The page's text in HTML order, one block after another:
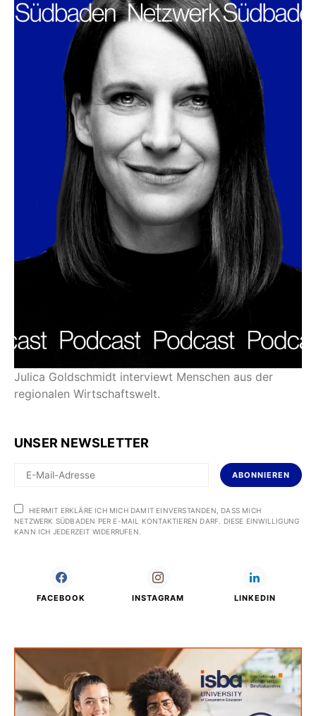
Julica Goldschmidt interviewt Menschen aus der
regionalen Wirtschaftswelt.
UNSER NEWSLETTER
ABONNIEREN
HIERMIT ERKLÄRE ICH MICH DAMIT EINVERSTANDEN, DASS MICH
NETZWERK SÜDBADEN PER E-MAIL KONTAKTIEREN DARF. DIESE EINWILLIGUNG
KANN ICH JEDERZEIT WIDERRUFEN.
FACEBOOK INSTAGRAM LINKEDIN